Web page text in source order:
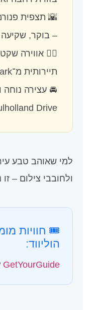
🌇 תצפית
– בוקר, שקיעה
🧘‍♀️ אווירה
תיירותית מ־Griffith Park
🚘 עצירה נוחה
Drive
למי שאוהב טבע
ולחובבי צילום –
🎟️ חוויות
הוליווד:
GetYourGuide